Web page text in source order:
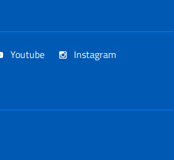
Youtube Instagram